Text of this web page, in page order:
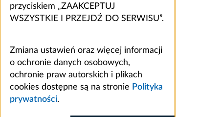
przyciskiem „ZAAKCEPTUJ
WSZYSTKIE I PRZEJDŹ DO SERWISU”.
Zmiana ustawień oraz więcej informacji
o ochronie danych osobowych,
ochronie praw autorskich i plikach
cookies dostępne są na stronie Polityka
prywatności.